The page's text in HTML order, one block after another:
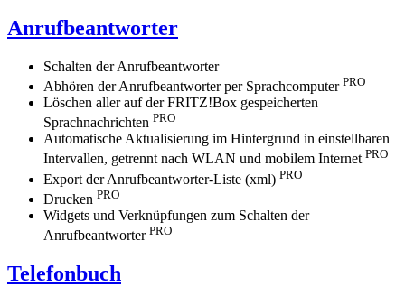
Anrufbeantworter
Schalten der Anrufbeantworter
Abhören der Anrufbeantworter per Sprachcomputer PRO
Löschen aller auf der FRITZ!Box gespeicherten
Sprachnachrichten PRO
Automatische Aktualisierung im Hintergrund in einstellbaren
Intervallen, getrennt nach WLAN und mobilem Internet PRO
Export der Anrufbeantworter-Liste (xml) PRO
Drucken PRO
Widgets und Verknüpfungen zum Schalten der
Anrufbeantworter PRO
Telefonbuch